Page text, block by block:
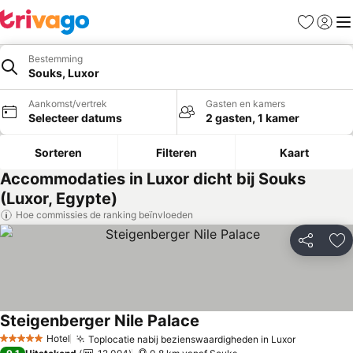
Favorieten
Bestemming
Souks, Luxor
Aankomst/vertrek
Selecteer datums
Gasten en kamers
2 gasten, 1 kamer
Sorteren Filteren Kaart
Accommodaties in Luxor dicht bij Souks
(Luxor, Egypte)
Hoe commissies de ranking beïnvloeden
Delen
5 Sterren Hotel Toplocatie nabij bezienswaardigheden in LuxorPrijzen
Steigenberger Nile Palace